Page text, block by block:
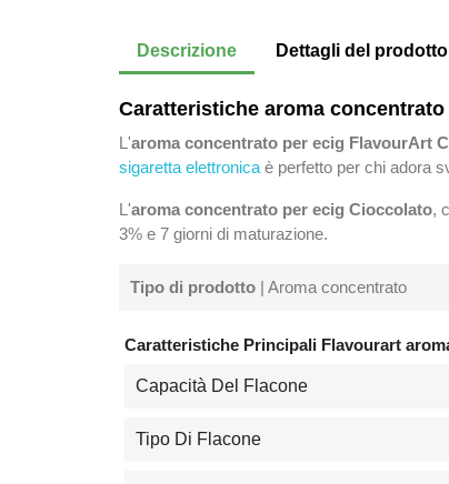
Descrizione Dettagli del prodotto
Caratteristiche aroma
L'aroma concentrato per ecig FlavourArt
sigaretta elettronica è perfetto per chi adora
L'aroma concentrato per ecig Cioccolato,
3% e 7 giorni di maturazione.
Tipo di prodotto | Aroma concentrato
Caratteristiche Principali Flavourart
Capacità Del Flacone
Tipo Di Flacone